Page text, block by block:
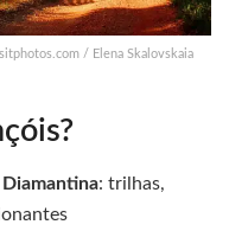
/ Elena Skalovskaia
Diamantina: trilhas,